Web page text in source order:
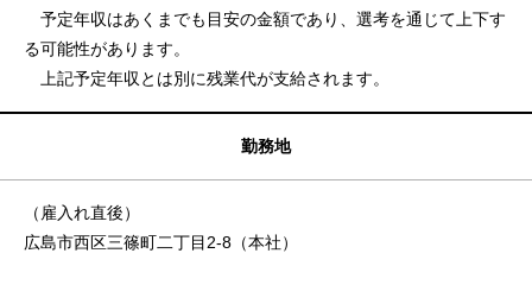
予定年収はあくまでも目安の金額であり、選考を通じて上下す
る可能性があります。
上記予定年収とは別に残業代が支給されます。
勤務地
（雇入れ直後）
広島市西区三篠町二丁目2-8（本社）